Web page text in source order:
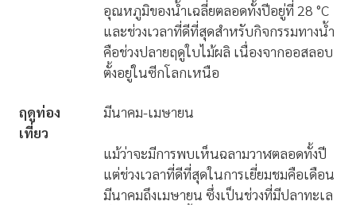
อุณหภูมิของน้ำเฉลี่ยตลอดทั้งปีอยู่ที่ 28 °C
และช่วงเวลาที่ดีที่สุดสำหรับกิจกรรมทางน้ำ
คือช่วงปลายฤดูใบไม้ผลิ เนื่องจากออสลอบ
ตั้งอยู่ในซีกโลกเหนือ
ฤดูท่อง
เที่ยว
มีนาคม-เมษายน
แม้ว่าจะมีการพบเห็นฉลามวาฬตลอดทั้งปี
แต่ช่วงเวลาที่ดีที่สุดในการเยี่ยมชมคือเดือน
มีนาคมถึงเมษายน ซึ่งเป็นช่วงที่มีปลาทะเล